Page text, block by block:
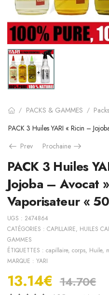
/ PACKS & GAMMES / Packs
Prev
Prochaine
PACK 3 Huiles
Jojoba – Avocat
Vaporisateur «
UGS : 2474864
CATÉGORIES : CAPILLAIRE, HUILES
GAMMES
ÉTIQUETTES : capillaire, corps, Huile,
MARQUE : YARI
13.14€ 14.70€